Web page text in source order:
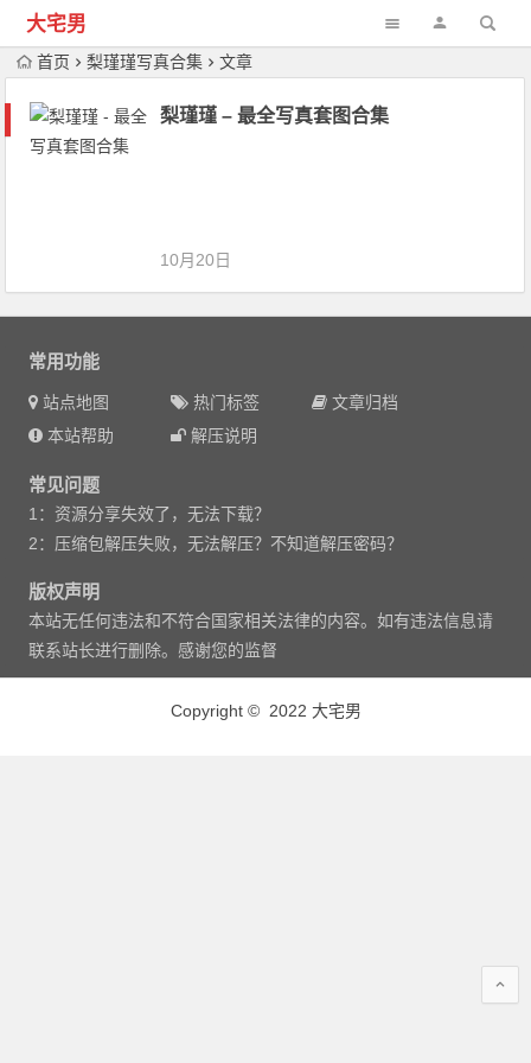
大宅男
首页 梨瑾瑾写真合集 文章
梨瑾瑾 – 最全写真套图合集
10月20日
常用功能
站点地图 热门标签
文章归档
本站帮助
解压说明
常见问题
1：资源分享失效了，无法下载？
2：压缩包解压失败，无法解压？不知道解压密码？
版权声明
本站无任何违法和不符合国家相关法律的内容。如有违法信息请
联系站长进行删除。感谢您的监督
Copyright © 2022 大宅男